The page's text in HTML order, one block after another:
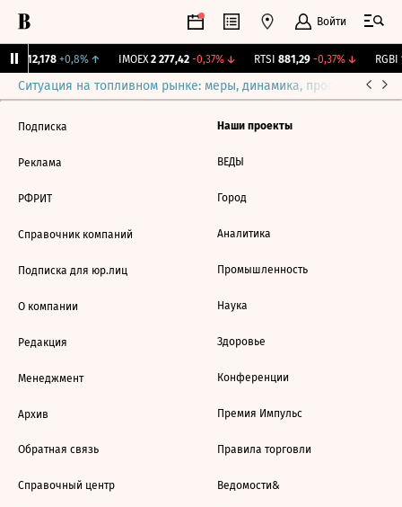
Войти
12,178 +0,8%↑ IMOEX 2 277,42 -0,37%↓ RTSI 881,29 -0,37%↓ RGBI
Ситуация на топливном рынке: меры, динамика, прогнозы
Подписка
Реклама
РФРИТ
Справочник компаний
Подписка для юр.лиц
О компании
Редакция
Менеджмент
Архив
Обратная связь
Справочный центр
Наши проекты
ВЕДЫ
Город
Аналитика
Промышленность
Наука
Здоровье
Конференции
Премия Импульс
Правила торговли
Ведомости&